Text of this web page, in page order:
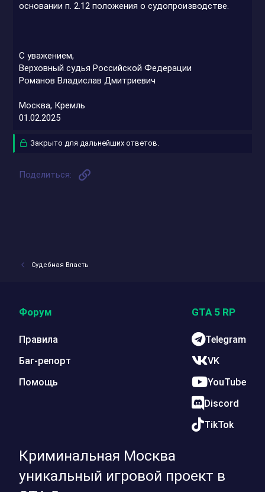
основании п. 2.12 положения о судопроизводстве.
С уважением,
Верховный судья Российской Федерации
Романов Владислав Дмитриевич
Москва, Кремль
01.02.2025
Закрыто для дальнейших ответов.
Поделиться:
Судебная Власть
Криминальная Москва
уникальный игровой проект в
Форум
Правила
Баг-репорт
Помощь
GTA 5 RP
Telegram
VK
YouTube
Discord
TikTok